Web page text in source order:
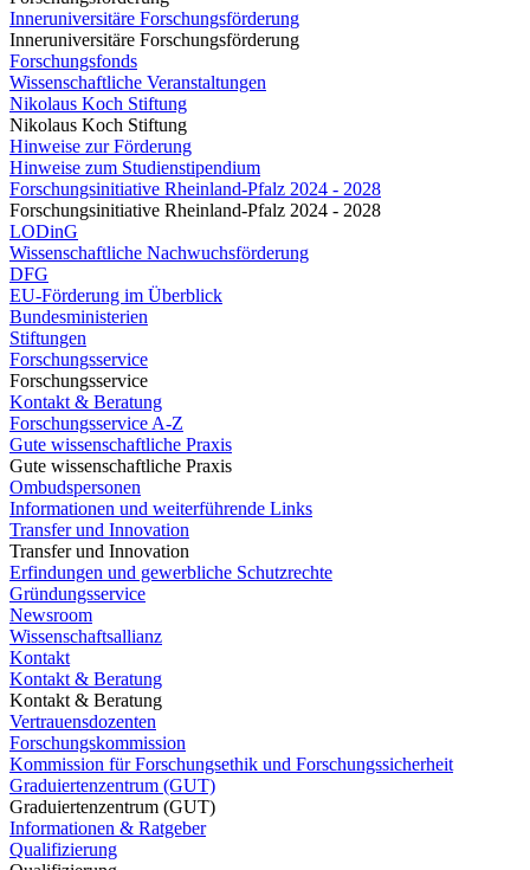
Inneruniversitäre Forschungsförderung
Inneruniversitäre Forschungsförderung
Forschungsfonds
Wissenschaftliche Veranstaltungen
Nikolaus Koch Stiftung
Nikolaus Koch Stiftung
Hinweise zur Förderung
Hinweise zum Studienstipendium
Forschungsinitiative Rheinland-Pfalz 2024 - 2028
Forschungsinitiative Rheinland-Pfalz 2024 - 2028
LODinG
Wissenschaftliche Nachwuchsförderung
DFG
EU-Förderung im Überblick
Bundesministerien
Stiftungen
Forschungsservice
Forschungsservice
Kontakt & Beratung
Forschungsservice A-Z
Gute wissenschaftliche Praxis
Gute wissenschaftliche Praxis
Ombudspersonen
Informationen und weiterführende Links
Transfer und Innovation
Transfer und Innovation
Erfindungen und gewerbliche Schutzrechte
Gründungsservice
Newsroom
Wissenschaftsallianz
Kontakt
Kontakt & Beratung
Kontakt & Beratung
Vertrauensdozenten
Forschungskommission
Kommission für Forschungsethik und Forschungssicherheit
Graduiertenzentrum (GUT)
Graduiertenzentrum (GUT)
Informationen & Ratgeber
Qualifizierung